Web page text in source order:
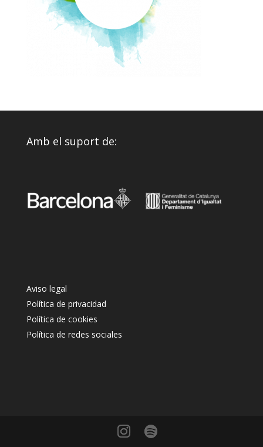
Amb el suport de:
Aviso legal
Política de privacidad
Política de cookies
Política de redes sociales